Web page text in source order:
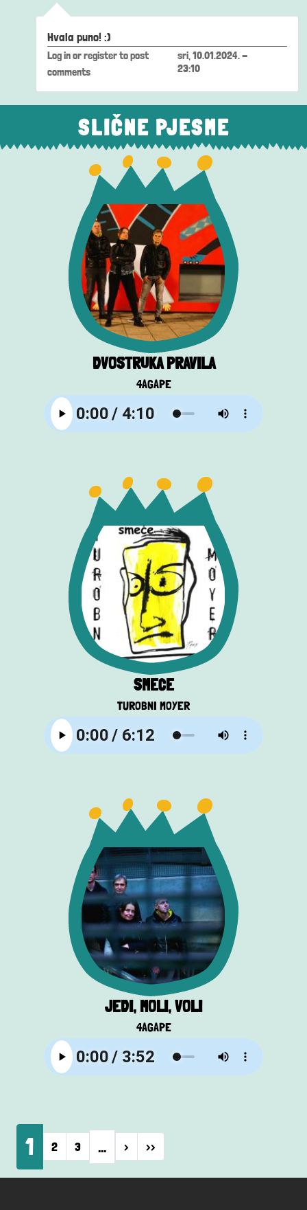
In reply to
Hvala puno! :)
Log inorregisterto post
comments
sri, 10.01.2024. -
23:10
SLIČNE PJESME
DVOSTRUKA PRAVILA
4AGAPE
SMEĆE
TUROBNI MOYER
JEDI, MOLI, VOLI
4AGAPE
Pagination
1 2 3 … › Next page
››